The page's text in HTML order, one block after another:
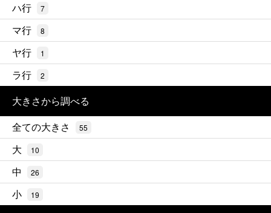
ハ行 7
マ行 8
ヤ行 1
ラ行 2
大きさから調べる
全ての大きさ
55
大 10
中 26
小 19